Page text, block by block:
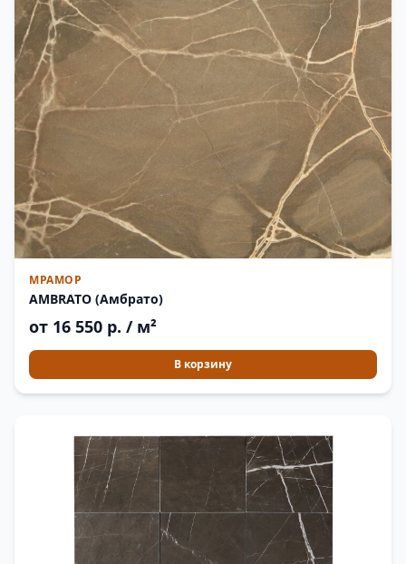
МРАМОР
AMBRATO (Амбрато)
от 16 550 р. / м²
В корзину